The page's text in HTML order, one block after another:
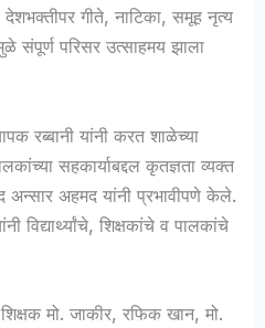
गीते, नाटिका, समूह नृत्य
संपूर्ण परिसर उत्साहमय झाला
रब्बानी यांनी करत शाळेच्या
सहकार्याबद्दल कृतज्ञता व्यक्त
अहमद यांनी प्रभावीपणे केले.
विद्यार्थ्यांचे, शिक्षकांचे व पालकांचे
मो. जाकीर, रफिक खान, मो.